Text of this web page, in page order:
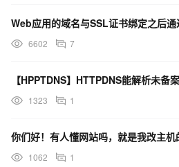
6602 7
【HPPTDNS】HTTPDNS能解析未备
1323 1
1062 1